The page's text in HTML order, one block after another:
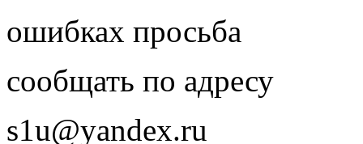
ошибках просьба
сообщать по адресу
s1u@yandex.ru